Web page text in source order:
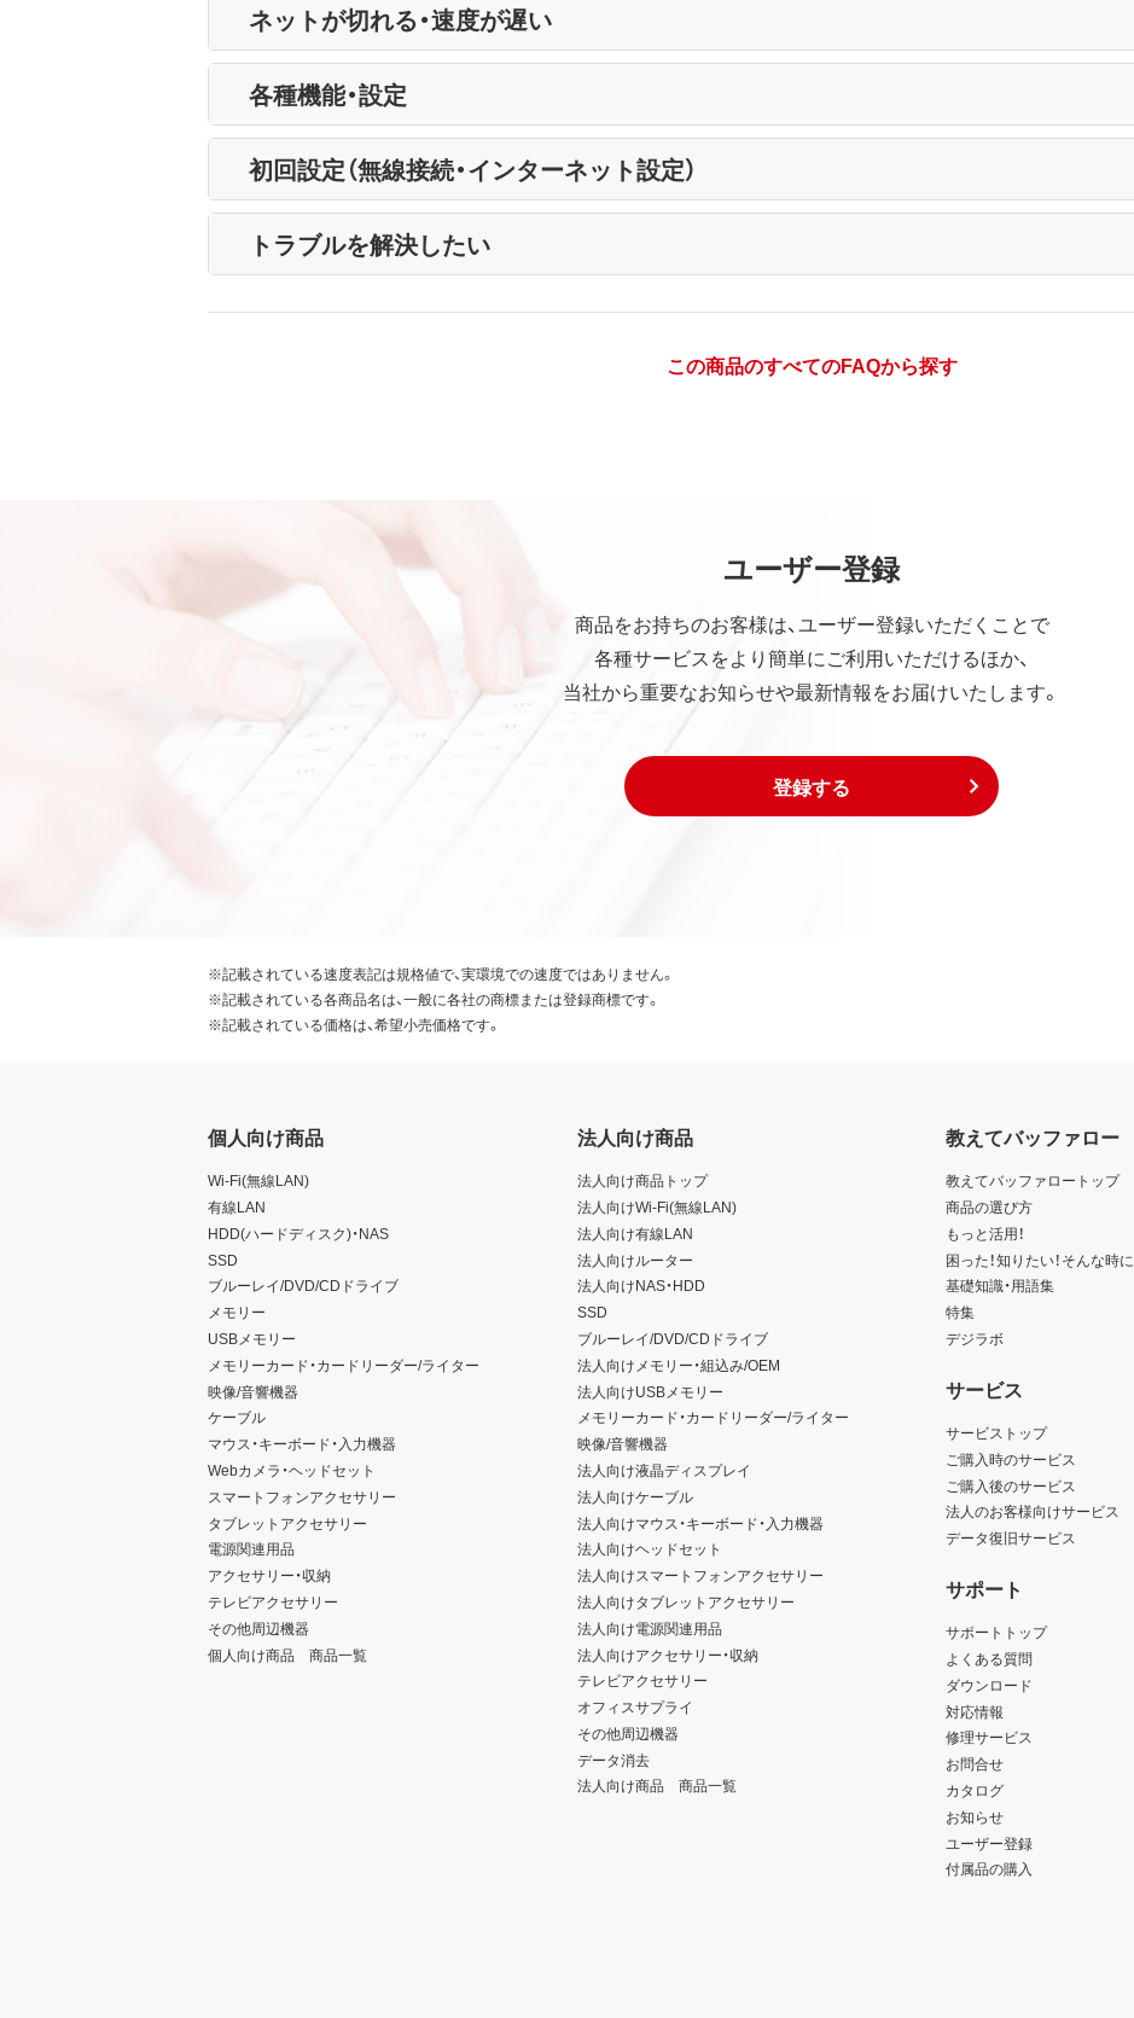
ネットが切れる・速度が遅い
各種機能・設定
初回設定（無線接続・インターネット設定）
トラブルを解決したい
この商品のすべてのFAQから探す
ユーザー登録
商品をお持ちのお客様は、ユーザー登録いただくことで
各種サービスをより簡単にご利用いただけるほか、
当社から重要なお知らせや最新情報をお届けいたします。
登録する
※記載されている速度表記は規格値で、実環境での速度ではありません。
※記載されている各商品名は、一般に各社の商標または登録商標です。
※記載されている価格は、希望小売価格です。
個人向け商品
Wi-Fi(無線LAN)
有線LAN
HDD(ハードディスク)・NAS
SSD
ブルーレイ/DVD/CDドライブ
メモリー
USBメモリー
メモリーカード・カードリーダー/ライター
映像/音響機器
ケーブル
マウス・キーボード・入力機器
Webカメラ・ヘッドセット
スマートフォンアクセサリー
タブレットアクセサリー
電源関連用品
アクセサリー・収納
テレビアクセサリー
その他周辺機器
個人向け商品 商品一覧
法人向け商品
法人向け商品トップ
法人向けWi-Fi(無線LAN)
法人向け有線LAN
法人向けルーター
法人向けNAS・HDD
SSD
ブルーレイ/DVD/CDドライブ
法人向けメモリー・組込み/OEM
法人向けUSBメモリー
メモリーカード・カードリーダー/ライター
映像/音響機器
法人向け液晶ディスプレイ
法人向けケーブル
法人向けマウス・キーボード・入力機器
法人向けヘッドセット
法人向けスマートフォンアクセサリー
法人向けタブレットアクセサリー
法人向け電源関連用品
法人向けアクセサリー・収納
テレビアクセサリー
オフィスサプライ
その他周辺機器
データ消去
法人向け商品 商品一覧
教えてバッファロー
教えてバッファロートップ
商品の選び方
もっと活用！
困った！知りたい！そんな時に
基礎知識・用語集
特集
デジラボ
サービス
サービストップ
ご購入時のサービス
ご購入後のサービス
法人のお客様向けサービス
データ復旧サービス
サポート
サポートトップ
よくある質問
ダウンロード
対応情報
修理サービス
お問合せ
カタログ
お知らせ
ユーザー登録
付属品の購入